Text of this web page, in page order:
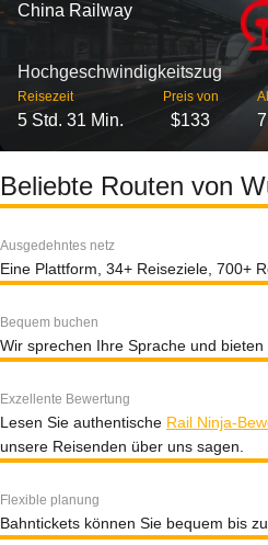
China Railway
Hochgeschwindigkeitszug
Reisezeit
5 Std. 31 Min.
Preis von
$133 7
Beliebte Routen von
Ausgedehntes netz
Eine Plattform, 34+ Reiseziele, 700+
Bequem buchen
Wir sprechen Ihre Sprache und
Exzellente Bewertung
Lesen Sie authentische Rail Ninja-
unsere Reisenden über uns sagen.
Flexible planung
Bahntickets können Sie bequem bis